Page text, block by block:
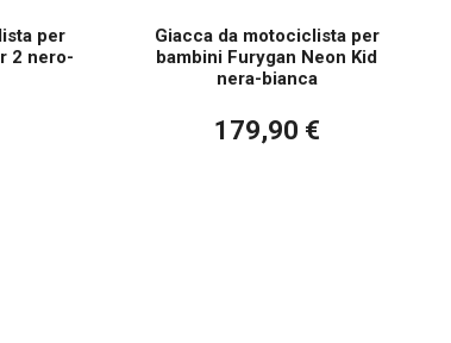
per
2 nero-
Giacca da motociclista per
bambini Furygan Neon Kid
nera-bianca
179,90 €